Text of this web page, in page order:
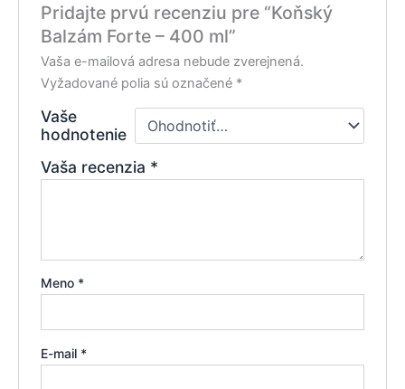
Pridajte prvú recenziu pre “Koňský
Balzám Forte – 400 ml”
Vaša e-mailová adresa nebude zverejnená.
Vyžadované polia sú označené *
Vaše
hodnotenie
Vaša recenzia *
Meno *
E-mail *